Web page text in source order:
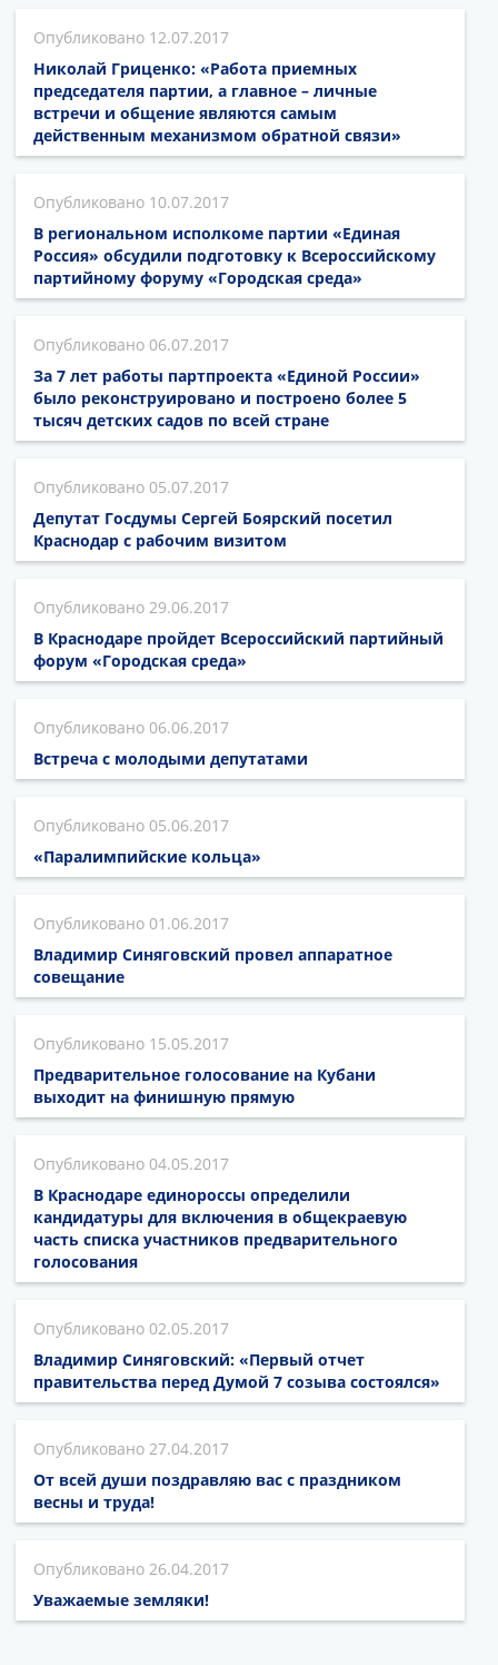
12.07.2017
Николай Гриценко: «Работа приемных
председателя партии, а главное – личные
встречи и общение являются самым
действенным механизмом обратной связи»
10.07.2017
В региональном исполкоме партии «Единая
Россия» обсудили подготовку к Всероссийскому
партийному форуму «Городская среда»
06.07.2017
За 7 лет работы партпроекта «Единой России»
было реконструировано и построено более 5
тысяч детских садов по всей стране
05.07.2017
Депутат Госдумы Сергей Боярский посетил
Краснодар с рабочим визитом
29.06.2017
В Краснодаре пройдет Всероссийский партийный
форум «Городская среда»
06.06.2017
Встреча с молодыми депутатами
05.06.2017
«Паралимпийские кольца»
01.06.2017
Владимир Синяговский провел аппаратное
совещание
15.05.2017
Предварительное голосование на Кубани
выходит на финишную прямую
04.05.2017
В Краснодаре единороссы определили
кандидатуры для включения в общекраевую
часть списка участников предварительного
голосования
02.05.2017
Владимир Синяговский: «Первый отчет
правительства перед Думой 7 созыва состоялся»
27.04.2017
От всей души поздравляю вас с праздником
весны и труда!
26.04.2017
Уважаемые земляки!